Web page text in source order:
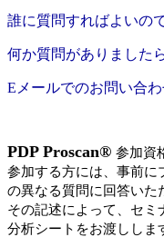
誰に質問すればよいの
何か質問がありました
Eメールでのお問い合わ
PDP Proscan® 参加資
参加する方には、事前に
の異なる質問に回答いた
その記述によって、セミ
分析シートをお渡ししま